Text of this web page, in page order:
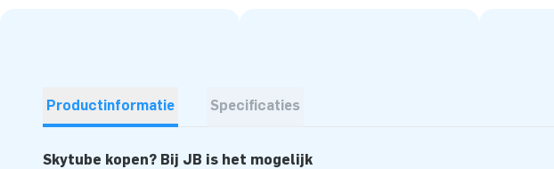
Productinformatie Specificaties
Skytube kopen? Bij JB is het mogelijk